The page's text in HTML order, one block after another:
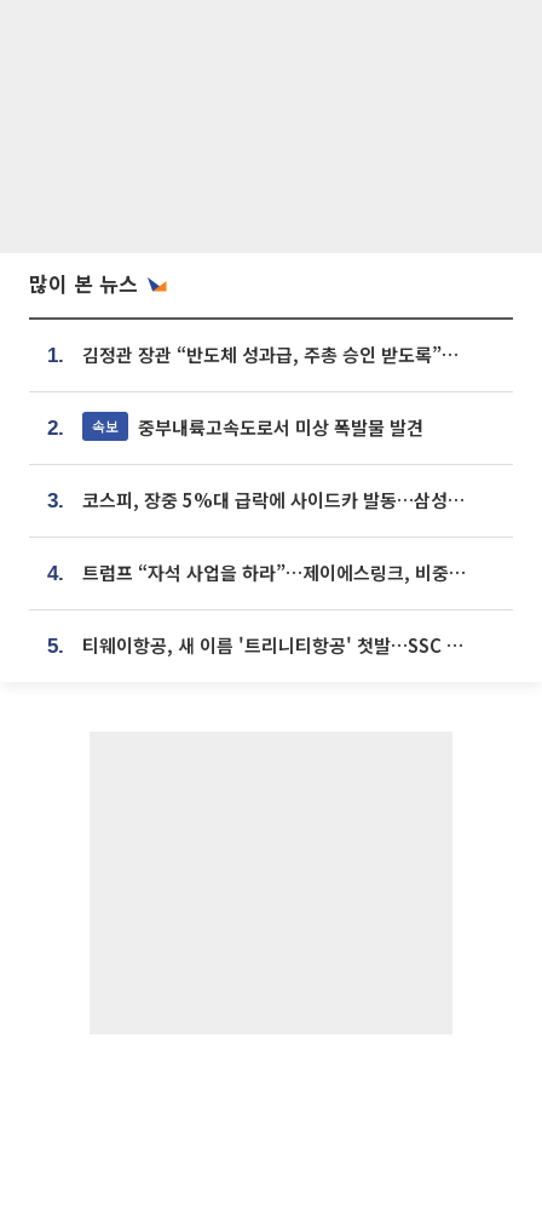
많이 본 뉴스
1. 김정관 장관 “반도체 성과급, 주총 승인 받도록”…상법·자본시장법 개정 시사
2. 속보 중부내륙고속도로서 미상 폭발물 발견
3. 코스피, 장중 5%대 급락에 사이드카 발동…삼성·SK 동반 폭락
4. 트럼프 “자석 사업을 하라”…제이에스링크, 비중국 영구자석 공급망 구축 속도
5. 티웨이항공, 새 이름 '트리니티항공' 첫발…SSC 전략 본격화